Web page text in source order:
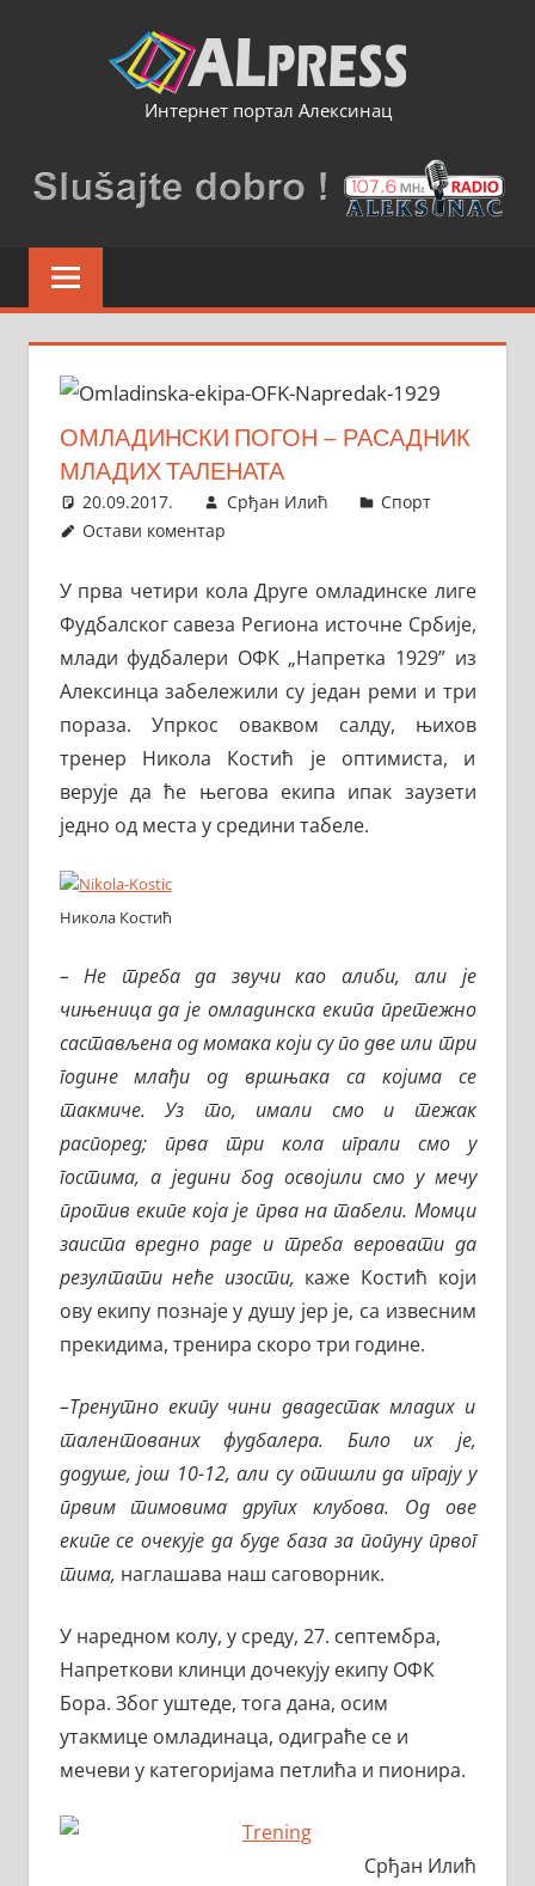
Интернет портал Алексинац
ОМЛАДИНСКИ ПОГОН – РАСАДНИК
МЛАДИХ ТАЛЕНАТА
20.09.2017. Срђан Илић
Спорт
Остави коментар
У прва четири кола Друге омладинске лиге
Фудбалског савеза Региона источне Србије,
млади фудбалери ОФК „Напретка 1929” из
Алексинца забележили су један реми и три
пораза. Упркос оваквом салду, њихов
тренер Никола Костић је оптимиста, и
верује да ће његова екипа ипак заузети
једно од места у средини табеле.
Никола Костић
– Не треба да звучи као алиби, али је
чињеница да је омладинска екипа претежно
састављена од момака који су по две или три
године млађи од вршњака са којима се
такмиче. Уз то, имали смо и тежак
распоред; прва три кола играли смо у
гостима, а једини бод освојили смо у мечу
против екипе која је прва на табели. Момци
заиста вредно раде и треба веровати да
резултати неће изости, каже Костић који
ову екипу познаје у душу јер је, са извесним
прекидима, тренира скоро три године.
–Тренутно екипу чини двадестак младих и
талентованих фудбалера. Било их је,
додуше, још 10-12, али су отишли да играју у
првим тимовима других клубова. Од ове
екипе се очекује да буде база за попуну првог
тима, наглашава наш саговорник.
У наредном колу, у среду, 27. септембра,
Напреткови клинци дочекују екипу ОФК
Бора. Због уштеде, тога дана, осим
утакмице омладинаца, одиграће се и
мечеви у категоријама петлића и пионира.
Срђан Илић